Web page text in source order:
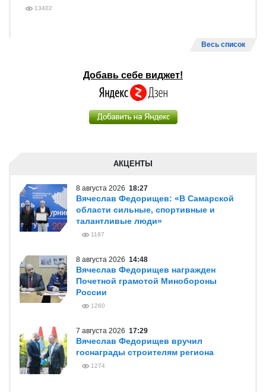
13402
Весь список
Добавь себе виджет!
АКЦЕНТЫ
8 августа 2026 18:27
Вячеслав Федорищев: «В Самарской
области сильные, спортивные и
талантливые люди»
1187
8 августа 2026 14:48
Вячеслав Федорищев награжден
Почетной грамотой Минобороны
России
1260
7 августа 2026 17:29
Вячеслав Федорищев вручил
госнаграды строителям региона
1274